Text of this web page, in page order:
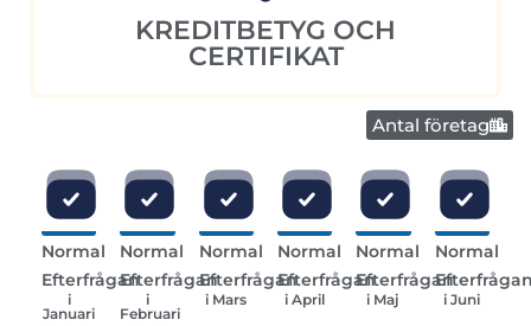
KREDITBETYG OCH
CERTIFIKAT
Antal företag
Normal
Efterfrågan
i
Januari
Normal
Efterfrågan
i
Februari
Normal
Efterfrågan
i Mars
Normal
Efterfrågan
i April
Normal
Efterfrågan
i Maj
Normal
i Juni